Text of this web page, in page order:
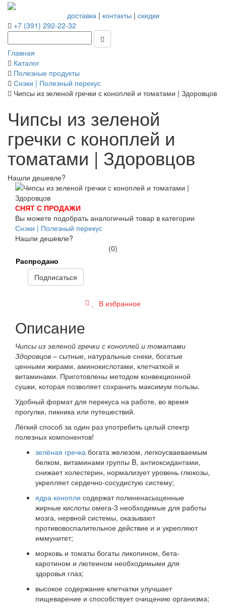
доставка| контакты | скидки
+7 (391) 292-22-32
Главная
Каталог
Полезные продукты
Снэки | Полезный перекус
Чипсы из зеленой гречки с коноплей и томатами | Здоровцов
Чипсы из зеленой
гречки с коноплей и
томатами | Здоровцов
Нашли дешевле?
СНЯТ С ПРОДАЖИ
Вы можете подобрать аналогичный товар в категории
Снэки | Полезный перекус
Нашли дешевле?
(0)
Распродано
Подписаться
В избранное
Описание
Чипсы из зеленой гречки с коноплей и томатами
Здоровцов – сытные, натуральные снеки, богатые
ценными жирами, аминокислотами, клетчаткой и
витаминами. Приготовлены методом конвекционной
сушки, которая позволяет сохранить максимум пользы.
Удобный формат для перекуса на работе, во время
прогулки, пикника или путешествий.
Лёгкий способ за один раз употребить целый спектр
полезных компонентов!
зелёная гречка богата железом, легкоусваеваемым
белком, витаминами группы B, антиоксидантами,
снижает холестерин, нормализует уровень глюкозы,
укрепляет сердечно-сосудистую систему;
ядра конопли содержат полиненасыщенные
жирные кислоты омега-3 необходимые для работы
мозга, нервной системы, оказывают
противовоспалительное действие и и укрепляют
иммунитет;
морковь и томаты богаты ликопином, бета-
каротином и лютеином необходимыми для
здоровья глаз;
высокое содержание клетчатки улучшает
пищеварение и способствует очищению организма;